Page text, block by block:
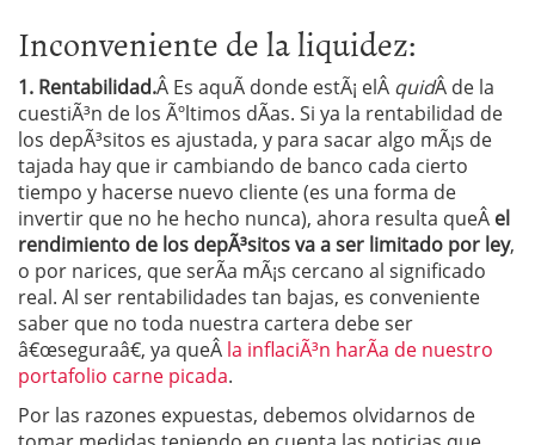
Inconveniente de la liquidez:
1. Rentabilidad.Â Es aquÃ­ donde estÃ¡ elÂ quidÂ de la
cuestiÃ³n de los Ãºltimos dÃ­as. Si ya la rentabilidad de
los depÃ³sitos es ajustada, y para sacar algo mÃ¡s de
tajada hay que ir cambiando de banco cada cierto
tiempo y hacerse nuevo cliente (es una forma de
invertir que no he hecho nunca), ahora resulta queÂ el
rendimiento de los depÃ³sitos va a ser limitado por ley,
o por narices, que serÃ­a mÃ¡s cercano al significado
real. Al ser rentabilidades tan bajas, es conveniente
saber que no toda nuestra cartera debe ser
â€œseguraâ€, ya queÂ la inflaciÃ³n harÃ­a de nuestro
portafolio carne picada.
Por las razones expuestas, debemos olvidarnos de